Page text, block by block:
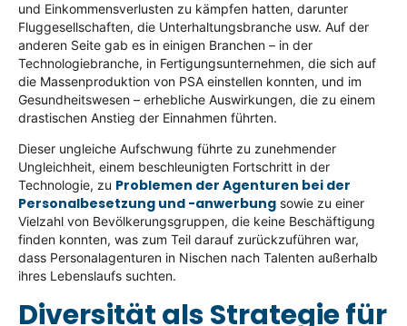
und Einkommensverlusten zu kämpfen hatten, darunter
Fluggesellschaften, die Unterhaltungsbranche usw. Auf der
anderen Seite gab es in einigen Branchen – in der
Technologiebranche, in Fertigungsunternehmen, die sich auf
die Massenproduktion von PSA einstellen konnten, und im
Gesundheitswesen – erhebliche Auswirkungen, die zu einem
drastischen Anstieg der Einnahmen führten.
Dieser ungleiche Aufschwung führte zu zunehmender
Ungleichheit, einem beschleunigten Fortschritt in der
Technologie, zu Problemen der Agenturen bei der
Personalbesetzung und -anwerbung sowie zu einer
Vielzahl von Bevölkerungsgruppen, die keine Beschäftigung
finden konnten, was zum Teil darauf zurückzuführen war,
dass Personalagenturen in Nischen nach Talenten außerhalb
ihres Lebenslaufs suchten.
Diversität als Strategie für